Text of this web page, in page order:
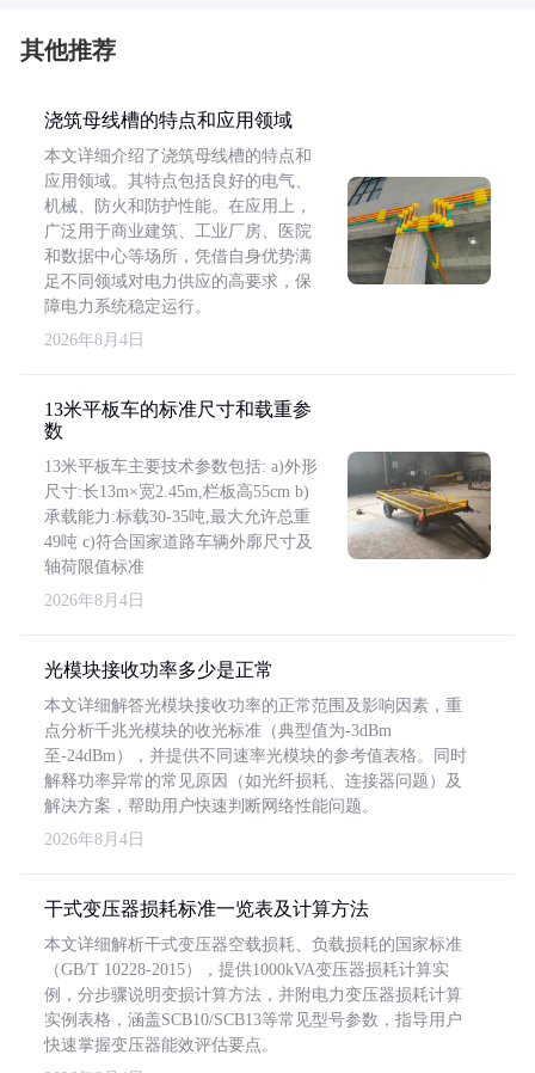
其他推荐
浇筑母线槽的特点和应用领域
本文详细介绍了浇筑母线槽的特点和
应用领域。其特点包括良好的电气、
机械、防火和防护性能。在应用上，
广泛用于商业建筑、工业厂房、医院
和数据中心等场所，凭借自身优势满
足不同领域对电力供应的高要求，保
障电力系统稳定运行。
2026年8月4日
13米平板车的标准尺寸和载重参
数
13米平板车主要技术参数包括: a)外形
尺寸:长13m×宽2.45m,栏板高55cm b)
承载能力:标载30-35吨,最大允许总重
49吨 c)符合国家道路车辆外廓尺寸及
轴荷限值标准
2026年8月4日
光模块接收功率多少是正常
本文详细解答光模块接收功率的正常范围及影响因素，重
点分析千兆光模块的收光标准（典型值为-3dBm
至-24dBm），并提供不同速率光模块的参考值表格。同时
解释功率异常的常见原因（如光纤损耗、连接器问题）及
解决方案，帮助用户快速判断网络性能问题。
2026年8月4日
干式变压器损耗标准一览表及计算方法
本文详细解析干式变压器空载损耗、负载损耗的国家标准
（GB/T 10228-2015），提供1000kVA变压器损耗计算实
例，分步骤说明变损计算方法，并附电力变压器损耗计算
实例表格，涵盖SCB10/SCB13等常见型号参数，指导用户
快速掌握变压器能效评估要点。